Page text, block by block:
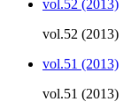
vol.52 (2013)
vol.52 (2013)
vol.51 (2013)
vol.51 (2013)